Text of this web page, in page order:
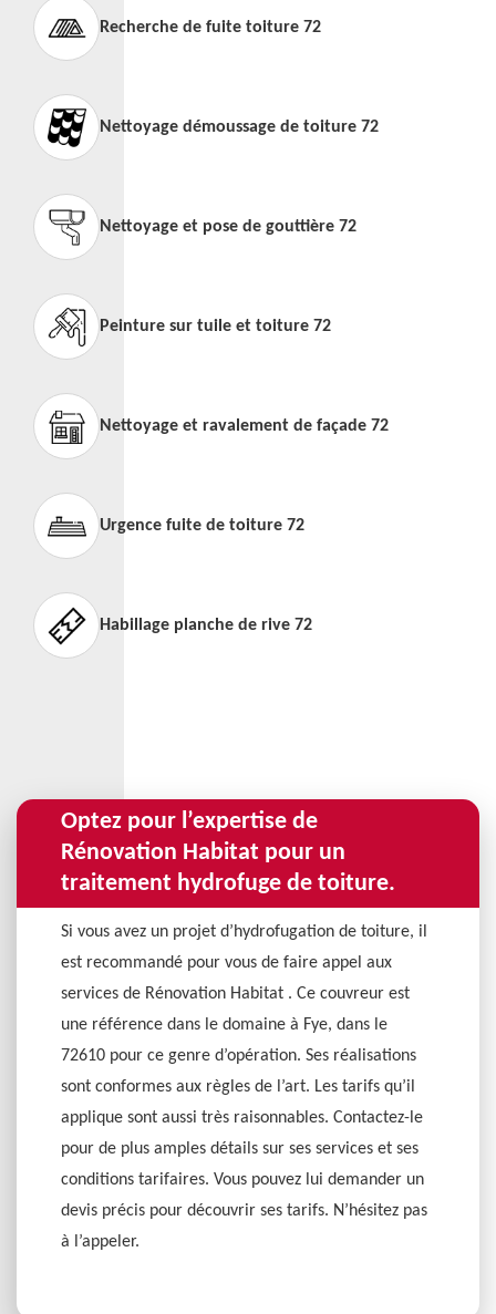
Recherche de fuite toiture 72
Nettoyage démoussage de toiture 72
Nettoyage et pose de gouttière 72
Peinture sur tuile et toiture 72
Nettoyage et ravalement de façade 72
Urgence fuite de toiture 72
Habillage planche de rive 72
Optez pour l’expertise de
Rénovation Habitat pour un
traitement hydrofuge de toiture.
Si vous avez un projet d’hydrofugation de toiture, il
est recommandé pour vous de faire appel aux
services de Rénovation Habitat . Ce couvreur est
une référence dans le domaine à Fye, dans le
72610 pour ce genre d’opération. Ses réalisations
sont conformes aux règles de l’art. Les tarifs qu’il
applique sont aussi très raisonnables. Contactez-le
pour de plus amples détails sur ses services et ses
conditions tarifaires. Vous pouvez lui demander un
devis précis pour découvrir ses tarifs. N’hésitez pas
à l’appeler.